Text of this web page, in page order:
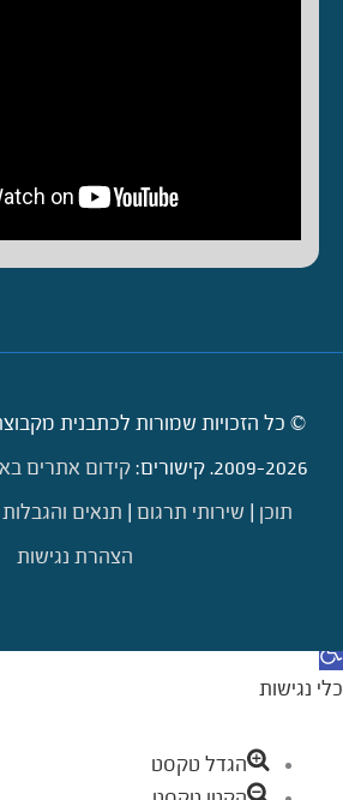
© כל הזכויות שמורות לכתבנית
2009-2026. קישורים:
קידום אתרים
תוכן
שירותי תרגום תנאים והגבלות
הצהרת נגישות
פתח סרגל נגישות
כלי נגישות
הגדל טקסט